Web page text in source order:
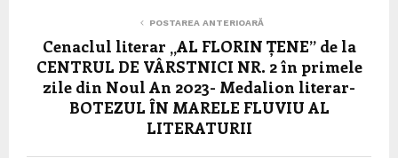
POSTAREA ANTERIOARĂ
Cenaclul literar „AL FLORIN ȚENE” de la
CENTRUL DE VÂRSTNICI NR. 2 în primele
zile din Noul An 2023- Medalion literar-
BOTEZUL ÎN MARELE FLUVIU AL
LITERATURII